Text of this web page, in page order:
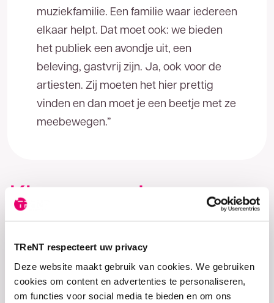
TReNT respecteert uw privacy
Deze website maakt gebruik van cookies. We gebruiken
cookies om content en advertenties te personaliseren,
om functies voor social media te bieden en om ons
muziekfamilie. Een familie waar iedereen
elkaar helpt. Dat moet ook: we bieden
het publiek een avondje uit, een
beleving, gastvrij zijn. Ja, ook voor de
artiesten. Zij moeten het hier prettig
vinden en dan moet je een beetje met ze
meebewegen.”
Klaar voor de
toekomst
Toen in 2009 het ‘nieuwe’ Metropool werd
geopend, was er al dark fiber van TReNT. Een
vooruitziende blik, aldus Toenink. “Men vond dat we
Bedankt voor uw aanvraag. U ontvangt zo
spoedig mogelijk een reactie.